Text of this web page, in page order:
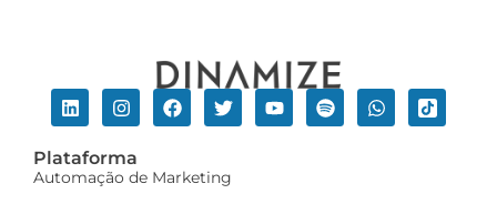
Plataforma
Automação de Marketing